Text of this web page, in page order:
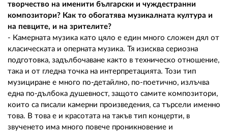
творчество на именити български и чуждестранни
композитори? Как то обогатява музикалната култура и
на певците, и на зрителите?
- Камерната музика като цяло е един много сложен дял от
класическата и оперната музика. Тя изисква сериозна
подготовка, задълбочаване както в техническо отношение,
така и от гледна точка на интерпретацията. Този тип
музициране е много по-детайлно, по-поетично, излъчва
една по-дълбока душевност, защото самите композитори,
които са писали камерни произведения, са търсели именно
това. В това е и красотата на такъв тип концерти, в
звученето има много повече проникновение и